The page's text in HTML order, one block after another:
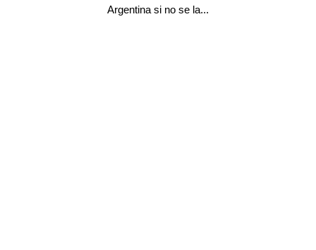
Argentina si no se la...